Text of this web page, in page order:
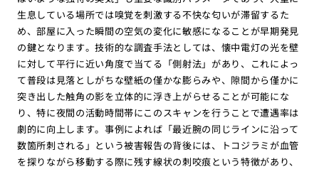
生息している場所では嗅覚を刺激する不快な匂いが滞留するた
め、部屋に入った瞬間の空気の変化に敏感になることが早期発見
の鍵となります。技術的な調査手法としては、懐中電灯の光を壁
に対して平行に近い角度で当てる「側射法」があり、これによっ
て普段は見落としがちな壁紙の僅かな膨らみや、隙間から僅かに
突き出した触角の影を立体的に浮き上がらせることが可能にな
り、特に夜間の活動時間帯にこのスキャンを行うことで遭遇率は
劇的に向上します。事例によれば「最近腕の同じラインに沿って
数箇所刺される」という被害報告の背後には、トコジラミが血管
を探りながら移動する際に残す線状の刺咬痕という特徴があり、